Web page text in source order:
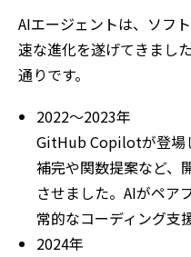
AIエージェントは、ソフ
速な進化を遂げてきまし
通りです。
2022～2023年
GitHub Copilotが登場
補完や関数提案など、
させました。AIがペア
常的なコーディング支
2024年